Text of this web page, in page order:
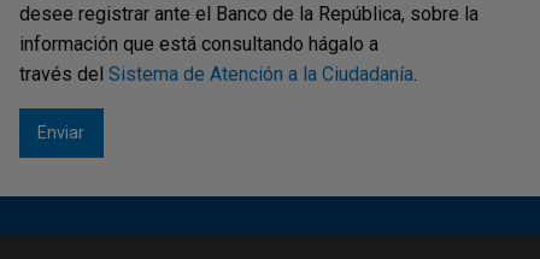
desee registrar ante el Banco de la República, sobre la
información que está consultando hágalo a
través del Sistema de Atención a la Ciudadanía.